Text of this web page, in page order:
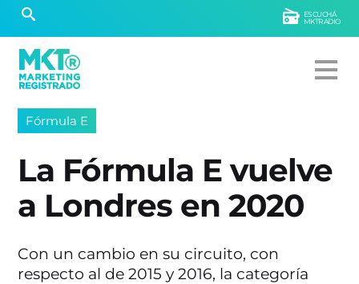
ESCUCHÁ
MKTRADIO
Fórmula E
La Fórmula E vuelve
a Londres en 2020
Con un cambio en su circuito, con
respecto al de 2015 y 2016, la categoría